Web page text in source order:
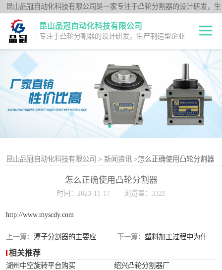
昆山品冠自动化科技有限公司是一家专注于凸轮分割器的设计研发，生
产制造型企业；闽台分割器厂家为客户提供各种高品质的数控转台第四
轴、品冠分割器：法兰型DF系列、法兰中空型DFH系列、平台桌面型
圆柱重负载型Y系列；公司凭借技术优势，可按照客户要求，提供非标
定制服务。
昆山品冠自动化科技有限公司
专注于凸轮分割器的设计研发，生产制造型企业
昆山品冠自动化科技有限公司 > 新闻资讯 >怎么正确使用凸轮分割器
怎么正确使用凸轮分割器
时间：2023-11-17 浏览量：3321
http://www.myscdy.com
上一篇： 潭子分割器的主要应用领域 下一篇： 塑料加工过程中为什么要使用凸轮分割器
相关推荐
湖州中空旋转平台购买
绍兴凸轮分割器厂
中空旋转平台TH
系列
升降摇摆型FH系
列
重负载滚柱YT系
平板共轭型PU系
列
心轴型DS系列
平台桌面型DT系
法兰凸缘型DF系
列